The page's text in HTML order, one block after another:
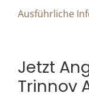
Ausführliche
Jetzt
Trinnov